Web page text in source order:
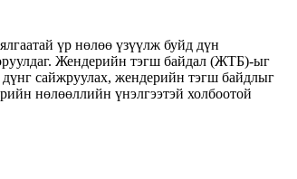
үр нөлөө үзүүлж буйд дүн
Жендерийн тэгш байдал (ЖТБ)-ыг
дүнг сайжруулах, жендерийн тэгш байдлыг
нөлөөллийн үнэлгээтэй холбоотой